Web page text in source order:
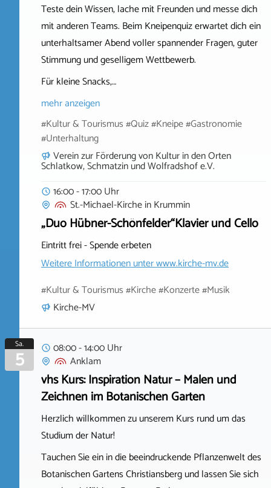
Teste dein Wissen, lache mit Freunden und messe dich
mit anderen Teams. Beim Kneipenquiz erwartet dich ein
unterhaltsamer Abend voller spannender Fragen, guter
Stimmung und geselligem Wettbewerb.
Für kleine Snacks,…
mehr anzeigen
#Kultur & Tourismus #Quiz #Kneipe #Gastronomie
#Unterhaltung
Verein zur Förderung von Kultur in den Orten
Schlatkow, Schmatzin und Wolfradshof e.V.
16:00 - 17:00 Uhr
St.-Michael-KircheinKrummin
„Duo Hübner-Schönfelder“Klavier und Cello
Eintritt frei - Spende erbeten
Weitere Informationen unterwww.kirche-mv.de
#Kultur & Tourismus #Kirche #Konzerte #Musik
Kirche-MV
Sa.
5
08:00 - 14:00 Uhr
Anklam
vhs Kurs: Inspiration Natur – Malen und
Zeichnen im Botanischen Garten
Herzlich willkommen zu unserem Kurs rund um das
Studium der Natur!
Tauchen Sie ein in die beeindruckende Pflanzenwelt des
Botanischen Gartens Christiansberg und lassen Sie sich